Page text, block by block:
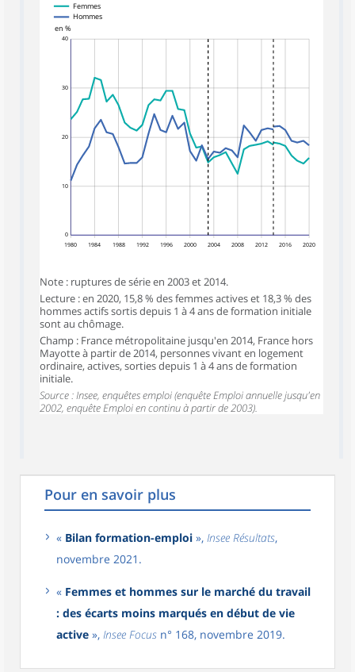
0
10
20
30
40
en %
1980 1984 1988 1992 1996 2000 2004 2008 2012 2016 2020
Femmes
Hommes
Note : ruptures de série en 2003 et 2014.
Lecture : en 2020, 15,8 % des femmes actives et 18,3 % des
hommes actifs sortis depuis 1 à 4 ans de formation initiale
sont au chômage.
Champ : France métropolitaine jusqu'en 2014, France hors
Mayotte à partir de 2014, personnes vivant en logement
ordinaire, actives, sorties depuis 1 à 4 ans de formation
initiale.
Source : Insee, enquêtes emploi (enquête Emploi annuelle jusqu'en
2002, enquête Emploi en continu à partir de 2003).
Pour en savoir plus
« Bilan formation-emploi », Insee Résultats,
novembre 2021.
« Femmes et hommes sur le marché du travail
: des écarts moins marqués en début de vie
active », Insee Focus n° 168, novembre 2019.